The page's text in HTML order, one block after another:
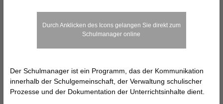
Durch Anklicken des Icons gelangen Sie direkt zum
Schulmanager online
Der Schulmanager ist ein Programm, das der Kommunikation
innerhalb der Schulgemeinschaft, der Verwaltung schulischer
Prozesse und der Dokumentation der Unterrichtsinhalte dient.